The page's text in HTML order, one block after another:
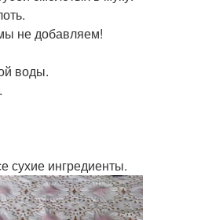
не добавляем!
воды.
сухие ингредиенты.